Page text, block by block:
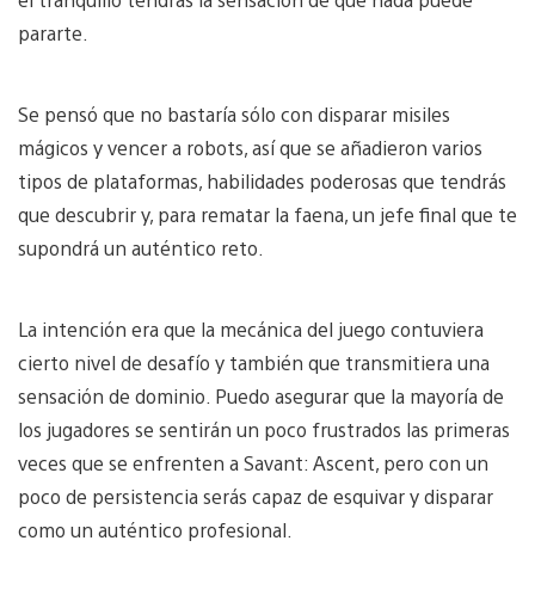
pararte.
Se pensó que no bastaría sólo con disparar misiles
mágicos y vencer a robots, así que se añadieron varios
tipos de plataformas, habilidades poderosas que tendrás
que descubrir y, para rematar la faena, un jefe final que te
supondrá un auténtico reto.
La intención era que la mecánica del juego contuviera
cierto nivel de desafío y también que transmitiera una
sensación de dominio. Puedo asegurar que la mayoría de
los jugadores se sentirán un poco frustrados las primeras
veces que se enfrenten a Savant: Ascent, pero con un
poco de persistencia serás capaz de esquivar y disparar
como un auténtico profesional.